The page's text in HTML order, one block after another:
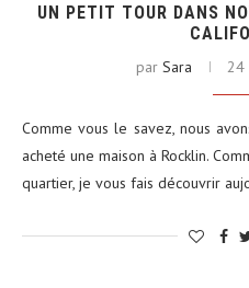
UN PETIT TOUR DANS
par Sara 24
Comme vous le savez, nous
acheté une maison à Rocklin.
quartier, je vous fais découvrir